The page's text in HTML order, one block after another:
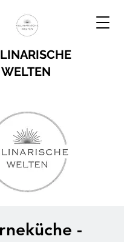
WELTEN
-